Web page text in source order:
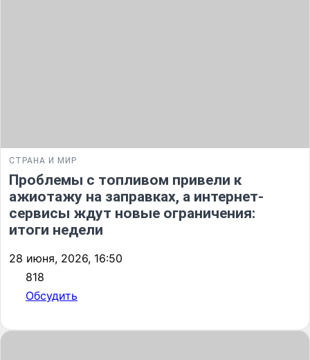
СТРАНА И МИР
Проблемы с топливом привели к
ажиотажу на заправках, а интернет-
сервисы ждут новые ограничения:
итоги недели
28 июня, 2026, 16:50
818
Обсудить